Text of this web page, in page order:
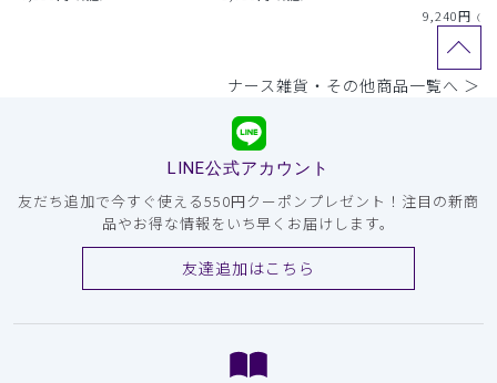
9,240円 （税
ナース雑貨・その他商品一覧へ ＞
LINE公式アカウント
友だち追加で今すぐ使える550円クーポンプレゼント！注目の新商
品やお得な情報をいち早くお届けします。
友達追加はこちら